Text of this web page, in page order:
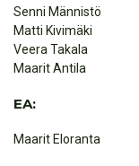
Senni Männistö
Matti Kivimäki
Veera Takala
Maarit Antila
EA:
Maarit Eloranta